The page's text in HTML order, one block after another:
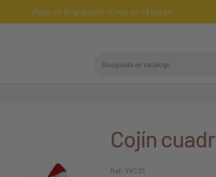
¡Pago en 3x gratuito! ¡Envío en 48 horas!
Cojín
Ref: YKCS1